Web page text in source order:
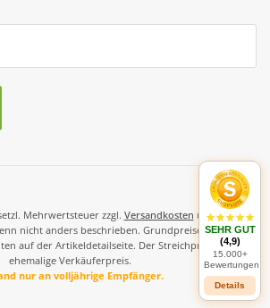
Mehrwertsteuer zzgl. Versandkosten und ggf.
nicht anders beschrieben. Grundpreise und Preise
auf der Artikeldetailseite. Der Streichpreis ist der
ehemalige Verkäuferpreis.
nur an volljährige Empfänger.
SEHR GUT
(4,9)
15.000+
Bewertungen
Details